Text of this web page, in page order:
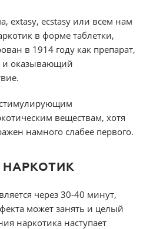
extasy, ecstasy или всем нам
в форме таблетки,
в 1914 году как препарат,
и оказывающий
стимулирующим
веществам, хотя
намного слабее первого.
НАРКОТИК
через 30-40 минут,
может занять и целый
наркотика наступает